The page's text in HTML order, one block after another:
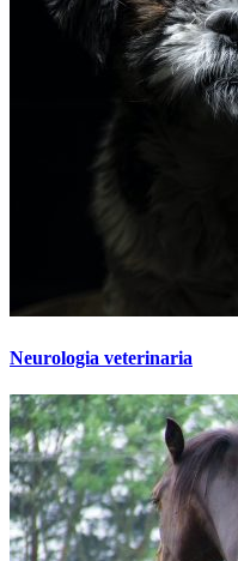
Neurologia veterinaria